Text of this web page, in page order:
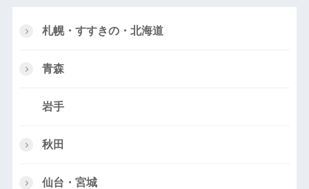
札幌・すすきの・北海道
青森
岩手
秋田
仙台・宮城